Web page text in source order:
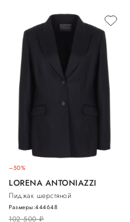
–50%
LORENA ANTONIAZZI
Пиджак шерстяной
102 500руб.
Размеры:444648